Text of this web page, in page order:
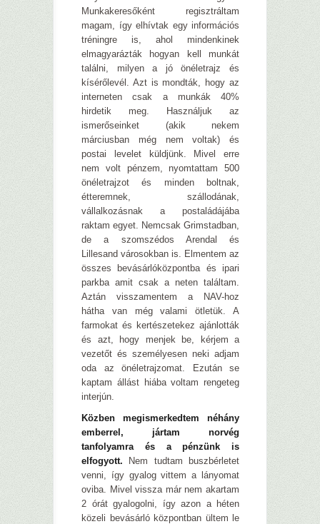
Munkakeresőként regisztráltam
magam, így elhívtak egy információs
tréningre is, ahol mindenkinek
elmagyarázták hogyan kell munkát
találni, milyen a jó önéletrajz és
kísérőlevél. Azt is mondták, hogy az
interneten csak a munkák 40%
hirdetik meg. Használjuk az
ismerőseinket (akik nekem
márciusban még nem voltak) és
postai levelet küldjünk. Mivel erre
nem volt pénzem, nyomtattam 500
önéletrajzot és minden boltnak,
étteremnek, szállodának,
vállalkozásnak a postaládájába
raktam egyet. Nemcsak Grimstadban,
de a szomszédos Arendal és
Lillesand városokban is. Elmentem az
összes bevásárlóközpontba és ipari
parkba amit csak a neten találtam.
Aztán visszamentem a NAV-hoz
hátha van még valami ötletük. A
farmokat és kertészetekez ajánlották
és azt, hogy menjek be, kérjem a
vezetőt és személyesen neki adjam
oda az önéletrajzomat. Ezután se
kaptam állást hiába voltam rengeteg
interjún.
Közben megismerkedtem néhány
emberrel, jártam norvég
tanfolyamra és a pénzünk is
elfogyott. Nem tudtam buszbérletet
venni, így gyalog vittem a lányomat
oviba. Mivel vissza már nem akartam
2 órát gyalogolni, így azon a héten
közeli bevásárló központban ültem le